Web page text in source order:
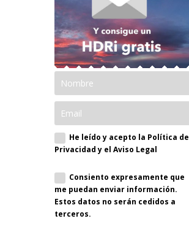
He leído y acepto la Política de
Privacidad y el Aviso Legal
Consiento expresamente que
me puedan enviar información.
Estos datos no serán cedidos a
terceros.